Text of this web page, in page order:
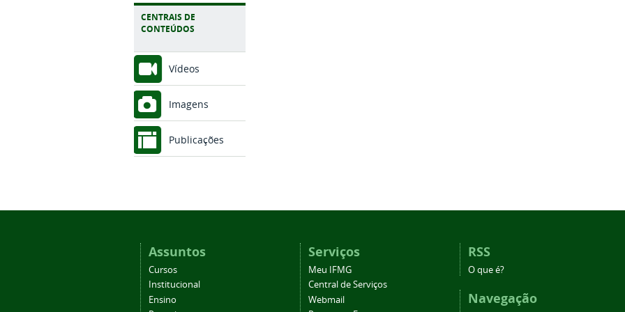
CENTRAIS DE
CONTEÚDOS
Vídeos
Imagens
Publicações
Assuntos
Cursos
Institucional
Ensino
Serviços
Meu IFMG
Central de Serviços
Webmail
RSS
O que é?
Navegação